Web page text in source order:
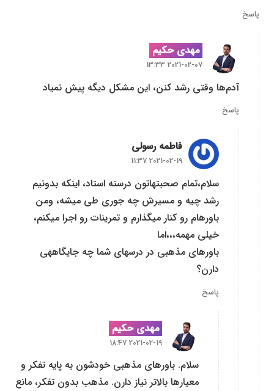
پاسخ
مهدی حکیم
2021-02-07 13:33
آدم‌ها وقتی رشد کنن، این مشکل دیگه پیش نمیاد
پاسخ
فاطمه رسولی
2021-02-19 11:37
سلام،تمام صحبتهاتون درسته استاد، اینکه بدونیم
رشد چیه و مسیرش چه جوری طی میشه، ومن
باورهام رو کنار میگذارم و تمرینات رو اجرا میکنم،
خیلی مهمه،،،اما
باورهای مذهبی در درسهای شما چه جایگاههی
دارن؟
پاسخ
مهدی حکیم
2021-02-19 18:47
سلام. باورهای مذهبی خودشون به پایه تفکر و
معیارها بالاتر نیاز دارن. مذهب بدون تفکر، مانع